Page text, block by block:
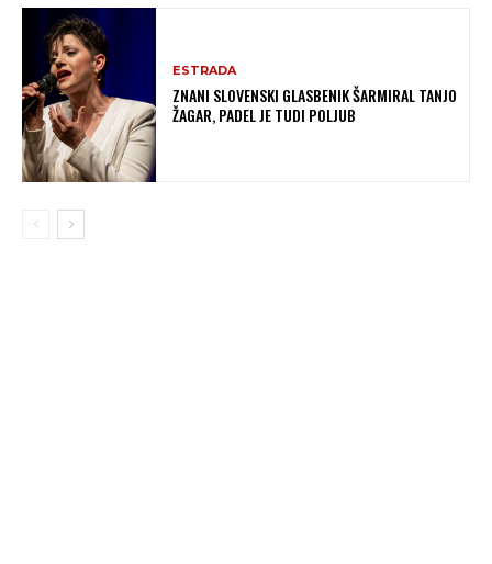
ESTRADA
ZNANI SLOVENSKI GLASBENIK ŠARMIRAL TANJO
ŽAGAR, PADEL JE TUDI POLJUB